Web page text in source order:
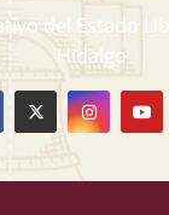
del Estado
Hidalgo